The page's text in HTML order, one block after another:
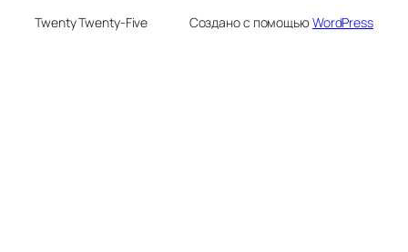
Twenty Twenty-Five Создано с помощьюWordPress